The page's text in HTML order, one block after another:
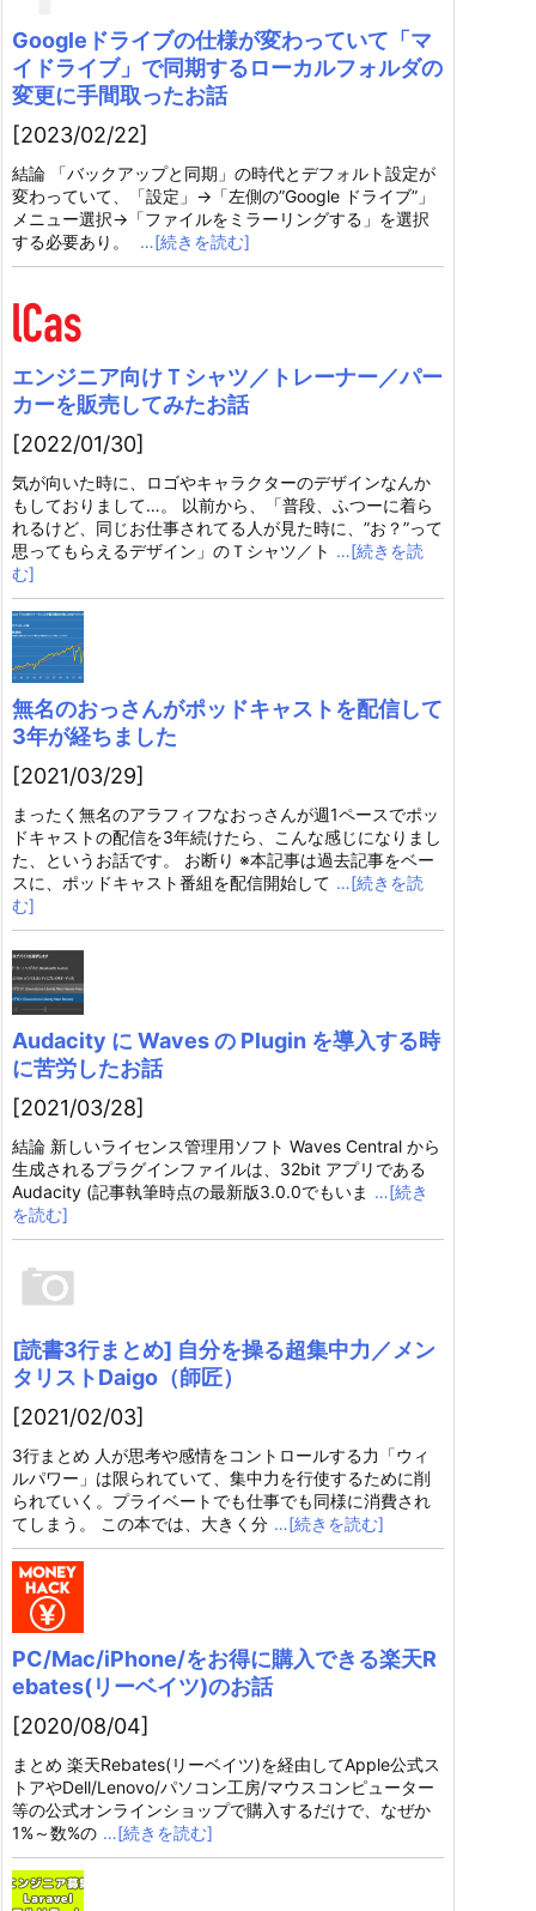
Googleドライブの仕様が変わっていて「マ
イドライブ」で同期するローカルフォルダの
変更に手間取ったお話
[2023/02/22]
結論 「バックアップと同期」の時代とデフォルト設定が
変わっていて、「設定」→「左側の”Google ドライブ”」
メニュー選択→「ファイルをミラーリングする」を選択
する必要あり。
…[続きを読む]
エンジニア向けＴシャツ／トレーナー／パー
カーを販売してみたお話
[2022/01/30]
気が向いた時に、ロゴやキャラクターのデザインなんか
もしておりまして…。 以前から、「普段、ふつーに着ら
れるけど、同じお仕事されてる人が見た時に、”お？”って
思ってもらえるデザイン」のＴシャツ／ト …[続きを読
む]
無名のおっさんがポッドキャストを配信して
3年が経ちました
[2021/03/29]
まったく無名のアラフィフなおっさんが週1ペースでポッ
ドキャストの配信を3年続けたら、こんな感じになりまし
た、というお話です。 お断り ※本記事は過去記事をベー
スに、ポッドキャスト番組を配信開始して …[続きを読
む]
Audacity に Waves の Plugin を導入する時
に苦労したお話
[2021/03/28]
結論 新しいライセンス管理用ソフト Waves Central から
生成されるプラグインファイルは、32bit アプリである
Audacity (記事執筆時点の最新版3.0.0でもいま …[続き
を読む]
[読書3行まとめ] 自分を操る超集中力／メン
タリストDaigo（師匠）
[2021/02/03]
3行まとめ 人が思考や感情をコントロールする力「ウィ
ルパワー」は限られていて、集中力を行使するために削
られていく。プライベートでも仕事でも同様に消費され
てしまう。 この本では、大きく分 …[続きを読む]
PC/Mac/iPhone/をお得に購入できる楽天R
ebates(リーベイツ)のお話
[2020/08/04]
まとめ 楽天Rebates(リーベイツ)を経由してApple公式ス
トアやDell/Lenovo/パソコン工房/マウスコンピューター
等の公式オンラインショップで購入するだけで、なぜか
1%～数%の …[続きを読む]